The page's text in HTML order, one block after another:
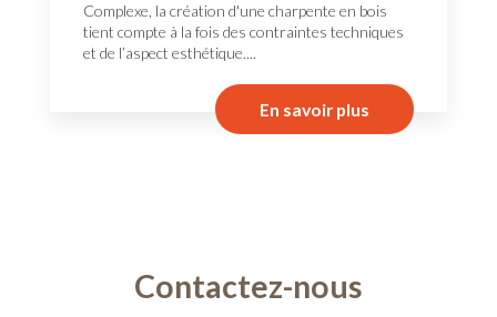
Complexe, la création d'une charpente en bois
tient compte à la fois des contraintes techniques
et de l’aspect esthétique....
En savoir plus
Contactez-nous